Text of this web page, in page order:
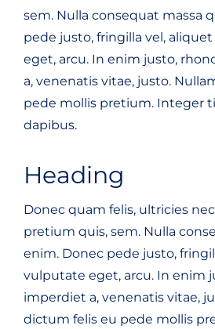
sem. Nulla consequat massa
pede justo, fringilla vel,
eget, arcu. In enim justo,
a, venenatis vitae, justo.
pede mollis pretium. Integer
dapibus.
Heading
Donec quam felis, ultricies
pretium quis, sem. Nulla
enim. Donec pede justo,
vulputate eget, arcu. In enim
imperdiet a, venenatis vitae,
dictum felis eu pede mollis